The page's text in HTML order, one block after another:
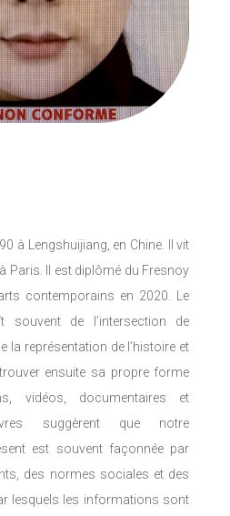
à Lengshuijiang, en Chine. Il vit
Paris. Il est diplômé du Fresnoy
contemporains en 2020. Le
souvent de l’intersection de
la représentation de l’histoire et
ensuite sa propre forme
vidéos, documentaires et
suggèrent que notre
est souvent façonnée par
des normes sociales et des
lesquels les informations sont